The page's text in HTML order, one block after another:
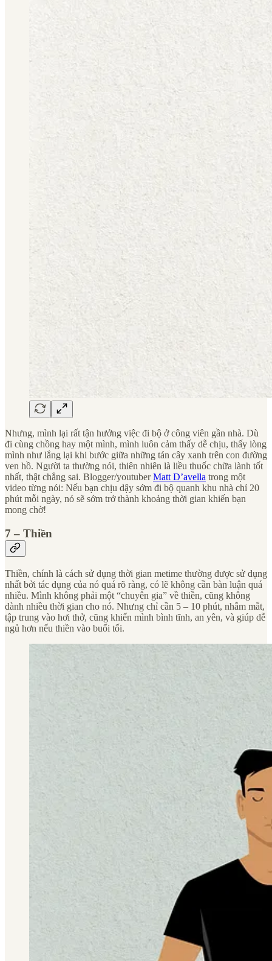
Nhưng, mình lại rất tận hưởng việc đi bộ ở công viên gần nhà. Dù
đi cùng chồng hay một mình, mình luôn cảm thấy dễ chịu, thấy lòng
mình như lắng lại khi bước giữa những tán cây xanh trên con đường
ven hồ. Người ta thường nói, thiên nhiên là liều thuốc chữa lành tốt
nhất, thật chẳng sai. Blogger/youtuberMatt D’avella trong một
video từng nói: Nếu bạn chịu dậy sớm đi bộ quanh khu nhà chỉ 20
phút mỗi ngày, nó sẽ sớm trở thành khoảng thời gian khiến bạn
mong chờ!
7 – Thiền
Thiền, chính là cách sử dụng thời gian metime thường được sử dụng
nhất bởi tác dụng của nó quá rõ ràng, có lẽ không cần bàn luận quá
nhiều. Mình không phải một “chuyên gia” về thiền, cũng không
dành nhiều thời gian cho nó. Nhưng chỉ cần 5 – 10 phút, nhắm mắt,
tập trung vào hơi thở, cũng khiến mình bình tĩnh, an yên, và giúp dễ
ngủ hơn nếu thiền vào buổi tối.